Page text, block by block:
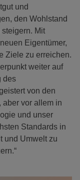
und
den Wohlstand
Mit
Eigentümer,
Ziele zu erreichen.
weiter auf
des
von den
aber vor allem in
und unser
Standards in
und Umwelt zu